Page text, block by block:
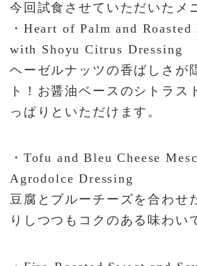
今回試食させていただいたメ
・Heart of Palm and
with Shoyu Citrus Dressing
ヘーゼルナッツの香ばしさが
ト！お醤油ベースのシトラス
っぱりといただけます。
・Tofu and Bleu Cheese
Agrodolce Dressing
豆腐とブルーチーズを合わせ
りしつつもコクのある味わい